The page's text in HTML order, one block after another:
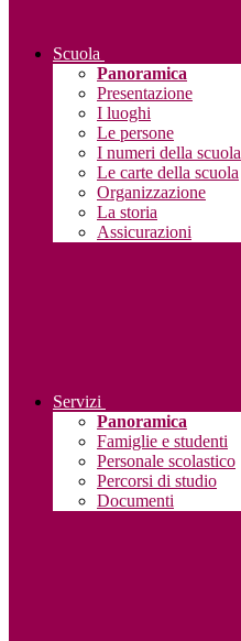
Scuola
Panoramica
Presentazione
I luoghi
Le persone
I numeri della scuola
Le carte della scuola
Organizzazione
La storia
Assicurazioni
Servizi
Panoramica
Famiglie e studenti
Personale scolastico
Percorsi di studio
Documenti